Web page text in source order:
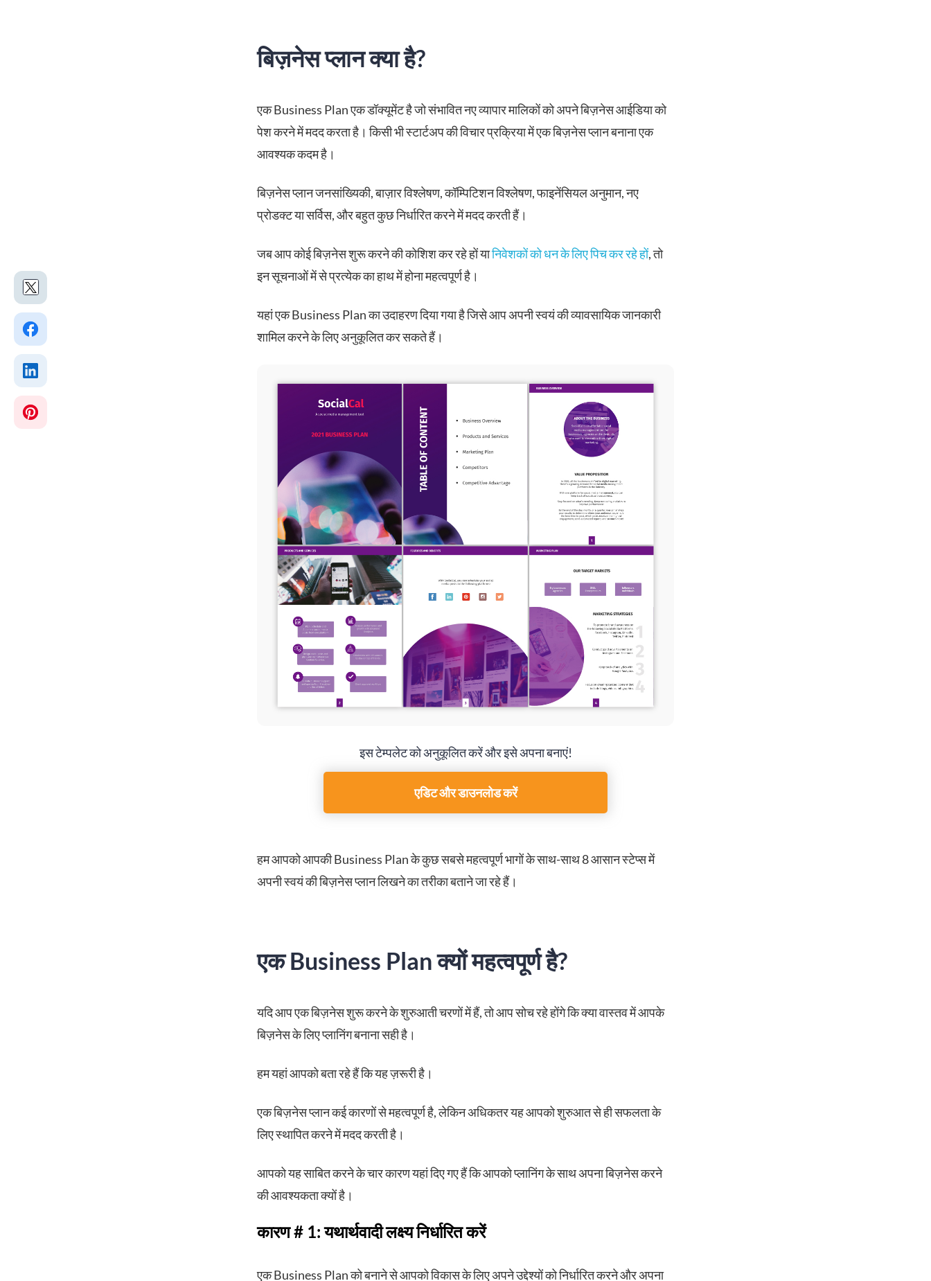
बिज़नेस प्लान क्या है?
एक Business Plan एक डॉक्यूमेंट है जो संभावित नए व्यापार मालिकों को अपने बिज़नेस आईडिया को
पेश करने में मदद करता है। किसी भी स्टार्टअप की विचार प्रक्रिया में एक बिज़नेस प्लान बनाना एक
आवश्यक कदम है।
बिज़नेस प्लान जनसांख्यिकी, बाज़ार विश्लेषण, कॉम्पिटिशन विश्लेषण, फाइनेंसियल अनुमान, नए
प्रोडक्ट या सर्विस, और बहुत कुछ निर्धारित करने में मदद करती हैं।
जब आप कोई बिज़नेस शुरू करने की कोशिश कर रहे हों यानिवेशकों को धन के लिए पिच कर रहे हों, तो
इन सूचनाओं में से प्रत्येक का हाथ में होना महत्वपूर्ण है।
यहां एक Business Plan का उदाहरण दिया गया है जिसे आप अपनी स्वयं की व्यावसायिक जानकारी
शामिल करने के लिए अनुकूलित कर सकते हैं।
इस टेम्पलेट को अनुकूलित करें और इसे अपना बनाएं!
एडिट और डाउनलोड करें
हम आपको आपकी Business Plan के कुछ सबसे महत्वपूर्ण भागों के साथ-साथ 8 आसान स्टेप्स में
अपनी स्वयं की बिज़नेस प्लान लिखने का तरीका बताने जा रहे हैं।
एक Business Plan क्यों महत्वपूर्ण है?
यदि आप एक बिज़नेस शुरू करने के शुरुआती चरणों में हैं, तो आप सोच रहे होंगे कि क्या वास्तव में आपके
बिज़नेस के लिए प्लानिंग बनाना सही है।
हम यहां आपको बता रहे हैं कि यह ज़रूरी है।
एक बिज़नेस प्लान कई कारणों से महत्वपूर्ण है, लेकिन अधिकतर यह आपको शुरुआत से ही सफलता के
लिए स्थापित करने में मदद करती है।
आपको यह साबित करने के चार कारण यहां दिए गए हैं कि आपको प्लानिंग के साथ अपना बिज़नेस करने
की आवश्यकता क्यों है।
कारण # 1: यथार्थवादी लक्ष्य निर्धारित करें
एक Business Plan को बनाने से आपको विकास के लिए अपने उद्देश्यों को निर्धारित करने और अपना